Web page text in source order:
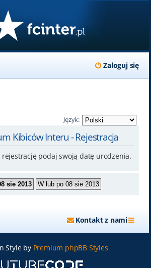
Zaloguj się
Język:
Kibiców Interu - Rejestracja
podaj swoją datę urodzenia.
Kontakt z nami
Style by Premium phpBB Styles